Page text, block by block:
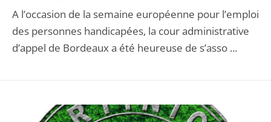
A l’occasion de la semaine européenne pour l’emploi
des personnes handicapées, la cour administrative
d’appel de Bordeaux a été heureuse de s’asso ...